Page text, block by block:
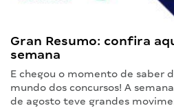
Gran Resumo: confira
semana
E chegou o momento de saber
mundo dos concursos! A
de agosto teve grandes